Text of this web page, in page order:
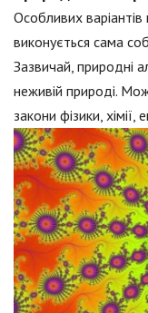
Особливих
виконується сама
Зазвичай, природні
неживій природі.
закони фізики, хімії,